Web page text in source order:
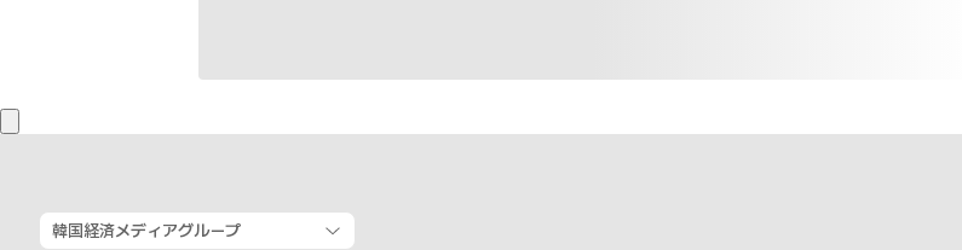
韓国経済メディアグループ